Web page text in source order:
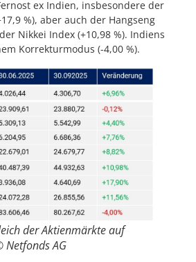
ex Indien, insbesondere der
%), aber auch der Hangseng
Nikkei Index (+10,98 %). Indiens
Korrekturmodus (-4,00 %).
der Aktienmärkte auf
AG